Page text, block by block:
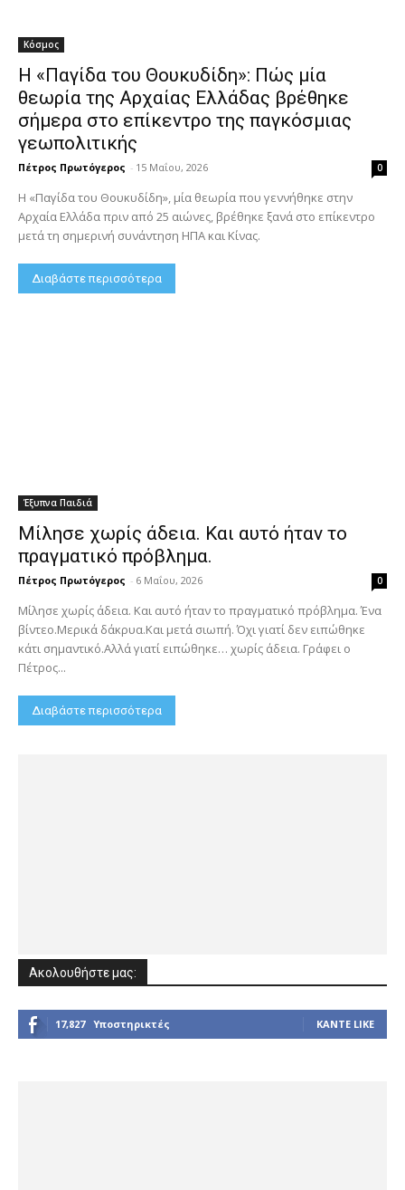
Κόσμος
Η «Παγίδα του Θουκυδίδη»: Πώς μία
θεωρία της Αρχαίας Ελλάδας βρέθηκε
σήμερα στο επίκεντρο της παγκόσμιας
γεωπολιτικής
Πέτρος Πρωτόγερος - 15 Μαΐου, 2026 0
Η «Παγίδα του Θουκυδίδη», μία θεωρία που γεννήθηκε στην
Αρχαία Ελλάδα πριν από 25 αιώνες, βρέθηκε ξανά στο επίκεντρο
μετά τη σημερινή συνάντηση ΗΠΑ και Κίνας.
Διαβάστε περισσότερα
Έξυπνα Παιδιά
Μίλησε χωρίς άδεια. Και αυτό ήταν το
πραγματικό πρόβλημα.
Πέτρος Πρωτόγερος - 6 Μαΐου, 2026 0
Μίλησε χωρίς άδεια. Και αυτό ήταν το πραγματικό πρόβλημα. Ένα
βίντεο.Μερικά δάκρυα.Και μετά σιωπή. Όχι γιατί δεν ειπώθηκε
κάτι σημαντικό.Αλλά γιατί ειπώθηκε… χωρίς άδεια. Γράφει ο
Πέτρος...
Διαβάστε περισσότερα
Ακολουθήστε μας:
17,827 Υποστηρικτές ΚΆΝΤΕ LIKE